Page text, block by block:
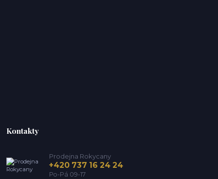
Kontakty
Prodejna Rokycany
+420 737 16 24 24
Po-Pá 09-17